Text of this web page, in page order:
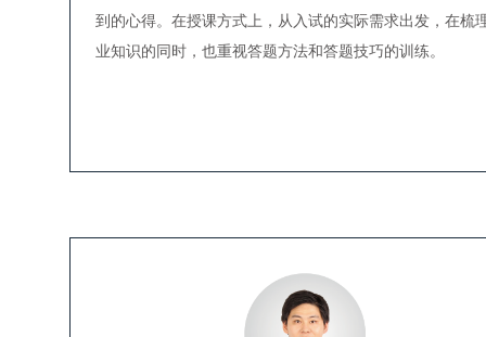
到的心得。在授课方式上，从入试的实际需求出发，在梳
业知识的同时，也重视答题方法和答题技巧的训练。